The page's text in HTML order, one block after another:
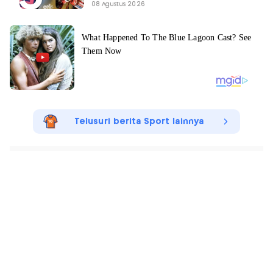
08 Agustus 2026
Telusuri berita Sport lainnya